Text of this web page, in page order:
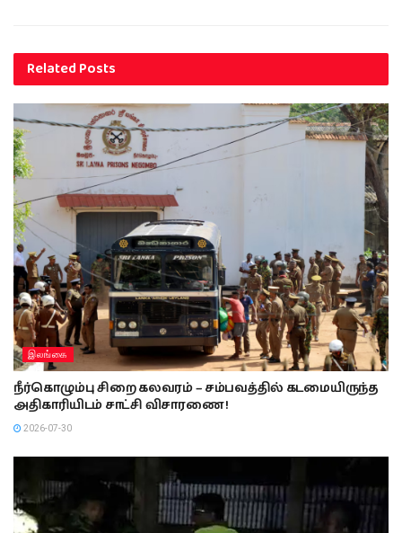
RelatedPosts
இலங்கை
நீர்கொழும்பு சிறை கலவரம் – சம்பவத்தில் கடமையிருந்த
அதிகாரியிடம் சாட்சி விசாரணை !
2026-07-30